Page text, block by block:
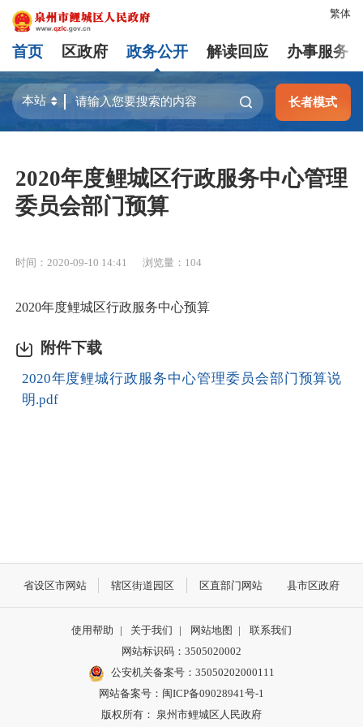
繁体
首页 区政府 政务公开 解读回应 办事服务
长者模式
2020年度鲤城区行政服务中心管理
委员会部门预算
时间：2020-09-10 14:41 浏览量： 104
2020年度鲤城区行政服务中心预算
附件下载
2020年度鲤城行政服务中心管理委员会部门预算说
明.pdf
省设区市网站 辖区街道园区 区直部门网站 县市区政府
使用帮助 | 关于我们 | 网站地图 |
联系我们
网站标识码：3505020002
公安机关备案号：35050202000111
网站备案号：闽ICP备09028941号-1
版权所有： 泉州市鲤城区人民政府